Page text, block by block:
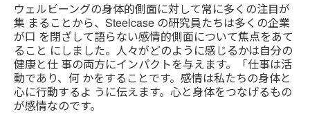
ウェルビーングの身体的側面に対して常に多くの注目が
集 まることから、Steelcase の研究員たちは多くの企業
が口 を閉ざして語らない感情的側面について焦点をあて
ること にしました。人々がどのように感じるかは自分の
健康と仕 事の両方にインパクトを与えます。「仕事は活
動であり、何 かをすることです。感情は私たちの身体と
心に行動するよ うに伝えます。心と身体をつなげるもの
が感情なのです。